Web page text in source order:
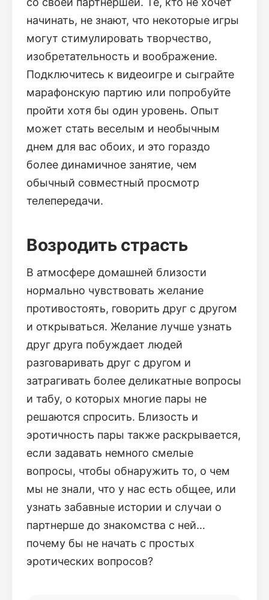
начинать, не знают, что некоторые игры
могут стимулировать творчество,
изобретательность и воображение.
Подключитесь к видеоигре и сыграйте
марафонскую партию или попробуйте
пройти хотя бы один уровень. Опыт
может стать веселым и необычным
днем для вас обоих, и это гораздо
более динамичное занятие, чем
обычный совместный просмотр
телепередачи.
Возродить страсть
В атмосфере домашней близости
нормально чувствовать желание
противостоять, говорить друг с другом
и открываться. Желание лучше узнать
друг друга побуждает людей
разговаривать друг с другом и
затрагивать более деликатные вопросы
и табу, о которых многие пары не
решаются спросить. Близость и
эротичность пары также раскрывается,
если задавать немного смелые
вопросы, чтобы обнаружить то, о чем
мы не знали, что у нас есть общее, или
узнать забавные истории и случаи о
партнерше до знакомства с ней…
почему бы не начать с простых
эротических вопросов?